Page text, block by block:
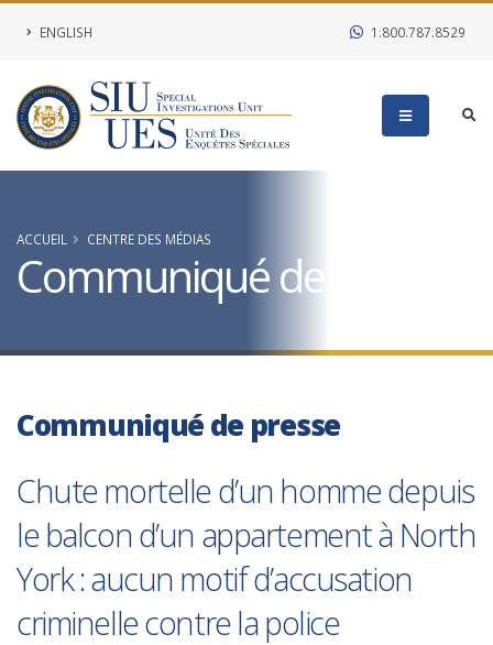
ENGLISH 1.800.787.8529
ACCUEIL CENTRE DES MÉDIAS
Communiqué de presse
Communiqué de presse
Chute mortelle d’un homme depuis
le balcon d’un appartement à North
York : aucun motif d’accusation
criminelle contre la police